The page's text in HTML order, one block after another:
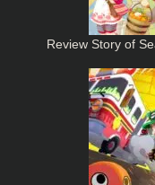
Review Story of